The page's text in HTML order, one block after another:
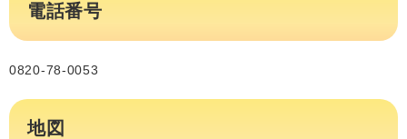
電話番号
0820-78-0053
地図